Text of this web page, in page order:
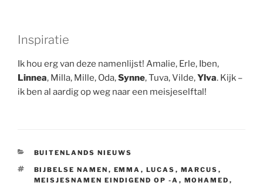
Inspiratie
Ik hou erg van deze namenlijst! Amalie, Erle, Iben,
Linnea, Milla, Mille, Oda,Synne, Tuva, Vilde,Ylva. Kijk –
ik ben al aardig op weg naar een meisjeselftal!
CATEGORIEËN
BUITENLANDS NIEUWS
TAGS
BIJBELSE NAMEN , EMMA , LUCAS , MARCUS ,
MEISJESNAMEN EINDIGEND OP -A , MOHAMED ,